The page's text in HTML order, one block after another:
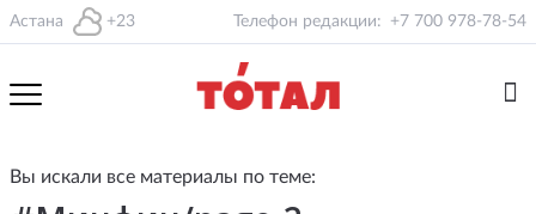
Астана +23 Телефон редакции: +7 700 978-78-54
Вы искали все материалы по теме: